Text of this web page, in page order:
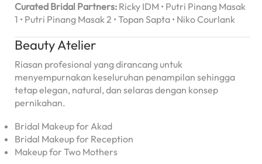
Curated Bridal Partners: Ricky IDM • Putri Pinang Masak
1 • Putri Pinang Masak 2 • Topan Sapta • Niko Courlank
Beauty Atelier
Riasan profesional yang dirancang untuk
menyempurnakan keseluruhan penampilan sehingga
tetap elegan, natural, dan selaras dengan konsep
pernikahan.
Bridal Makeup for Akad
Bridal Makeup for Reception
Makeup for Two Mothers